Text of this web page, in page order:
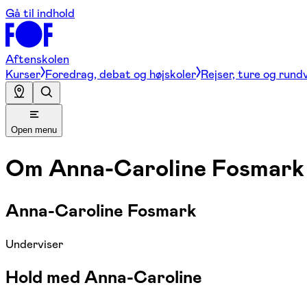
Gå til indhold
Aftenskolen
Kurser Foredrag, debat og højskoler Rejser, ture og
Open menu
Om Anna-Caroline Fosmark
Anna-Caroline Fosmark
Underviser
Hold med Anna-Caroline